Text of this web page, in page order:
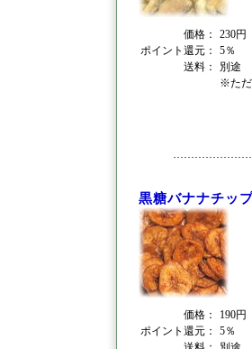
価格：
230円
ポイント還元：
5％
送料：
別途
※ただ
黒糖バナナチッ
価格：
190円
ポイント還元：
5％